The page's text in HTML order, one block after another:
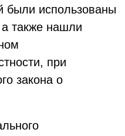
были использованы
а также нашли
при
закона о